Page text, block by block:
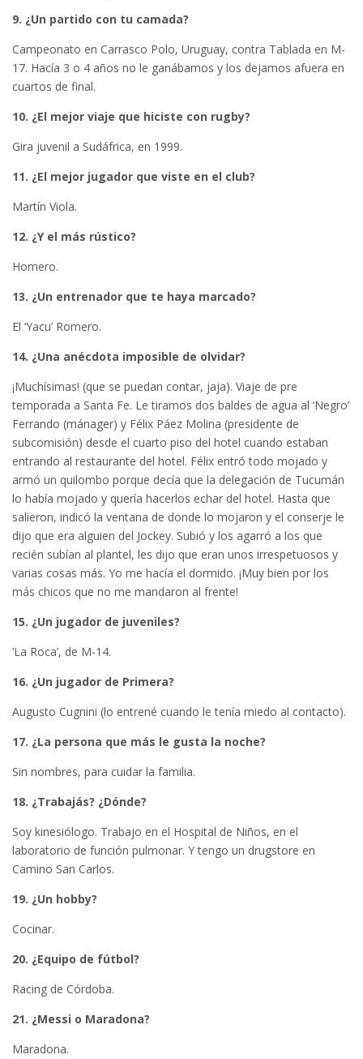
9. ¿Un partido con tu camada?
Campeonato en Carrasco Polo, Uruguay, contra Tablada en M-
17. Hacía 3 o 4 años no le ganábamos y los dejamos afuera en
cuartos de final.
10. ¿El mejor viaje que hiciste con rugby?
Gira juvenil a Sudáfrica, en 1999.
11. ¿El mejor jugador que viste en el club?
Martín Viola.
12. ¿Y el más rústico?
Homero.
13. ¿Un entrenador que te haya marcado?
El ‘Yacu’ Romero.
14. ¿Una anécdota imposible de olvidar?
¡Muchísimas! (que se puedan contar, jaja). Viaje de pre
temporada a Santa Fe. Le tiramos dos baldes de agua al ‘Negro’
Ferrando (mánager) y Félix Páez Molina (presidente de
subcomisión) desde el cuarto piso del hotel cuando estaban
entrando al restaurante del hotel. Félix entró todo mojado y
armó un quilombo porque decía que la delegación de Tucumán
lo había mojado y quería hacerlos echar del hotel. Hasta que
salieron, indicó la ventana de donde lo mojaron y el conserje le
dijo que era alguien del Jockey. Subió y los agarró a los que
recién subían al plantel, les dijo que eran unos irrespetuosos y
varias cosas más. Yo me hacía el dormido. ¡Muy bien por los
más chicos que no me mandaron al frente!
15. ¿Un jugador de juveniles?
‘La Roca’, de M-14.
16. ¿Un jugador de Primera?
Augusto Cugnini (lo entrené cuando le tenía miedo al contacto).
17. ¿La persona que más le gusta la noche?
Sin nombres, para cuidar la familia.
18. ¿Trabajás? ¿Dónde?
Soy kinesiólogo. Trabajo en el Hospital de Niños, en el
laboratorio de función pulmonar. Y tengo un drugstore en
Camino San Carlos.
19. ¿Un hobby?
Cocinar.
20. ¿Equipo de fútbol?
Racing de Córdoba.
21. ¿Messi o Maradona?
Maradona.